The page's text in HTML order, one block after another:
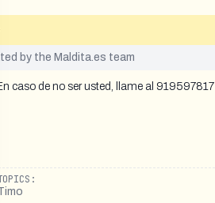
by the Maldita.es team
caso de no ser usted, llame al 919597817